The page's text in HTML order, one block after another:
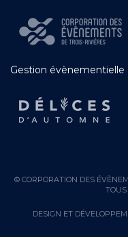
Gestion évènementielle
© CORPORATION DES
TOUS
DESIGN ET